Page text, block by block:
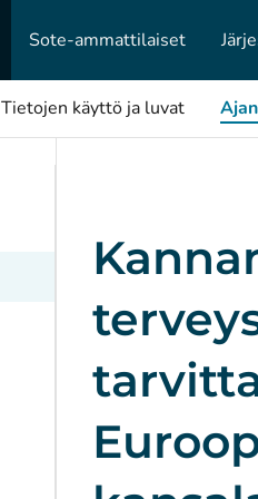
Sote-ammattilaiset
Tietojen käyttö ja luvat